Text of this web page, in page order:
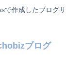
作成したブログサ
ブログ